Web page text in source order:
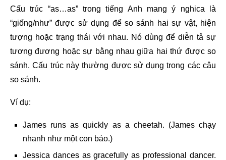
Cấu trúc “as…as” trong tiếng Anh mang ý nghica là
“giống/như” được sử dụng để so sánh hai sự vật, hiện
tượng hoặc trạng thái với nhau. Nó dùng để diễn tả sự
tương đương hoặc sự bằng nhau giữa hai thứ được so
sánh. Cấu trúc này thường được sử dụng trong các câu
so sánh.
Ví dụ:
James runs as quickly as a cheetah. (James chạy
nhanh như một con báo.)
Jessica dances as gracefully as professional dancer.